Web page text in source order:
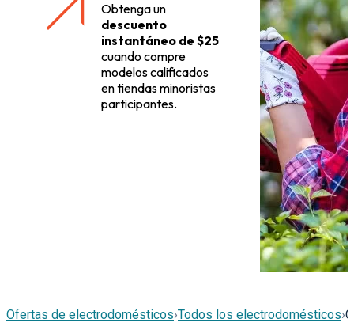
Obtenga un
descuento
instantáneo de $25
cuando compre
modelos calificados
en tiendas minoristas
participantes.
Ofertas de electrodomésticos›Todos los electrodomésticos›